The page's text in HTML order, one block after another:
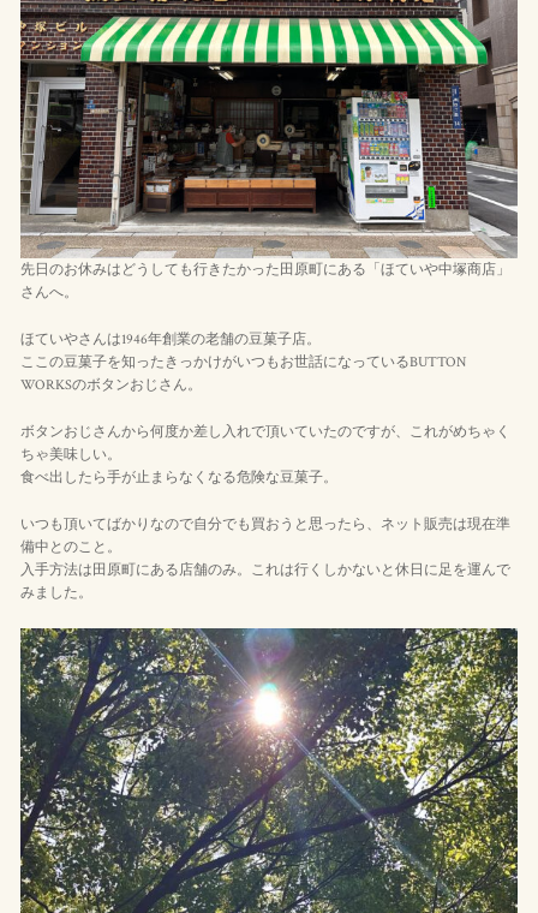
先日のお休みはどうしても行きたかった田原町にある「ほていや中塚商店」
さんへ。
ほていやさんは1946年創業の老舗の豆菓子店。
ここの豆菓子を知ったきっかけがいつもお世話になっているBUTTON
WORKSのボタンおじさん。
ボタンおじさんから何度か差し入れで頂いていたのですが、これがめちゃく
ちゃ美味しい。
食べ出したら手が止まらなくなる危険な豆菓子。
いつも頂いてばかりなので自分でも買おうと思ったら、ネット販売は現在準
備中とのこと。
入手方法は田原町にある店舗のみ。これは行くしかないと休日に足を運んで
みました。